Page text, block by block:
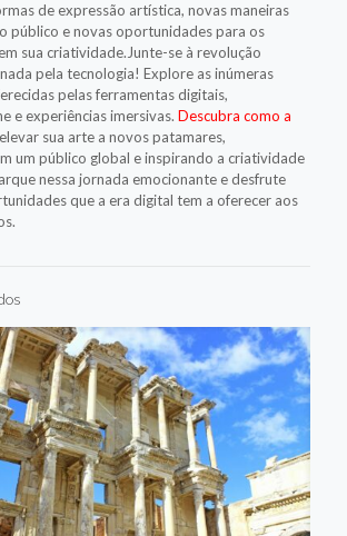
de expressão artística, novas maneiras
público e novas oportunidades para os
sua criatividade.Junte-se à revolução
pela tecnologia! Explore as inúmeras
pelas ferramentas digitais,
e experiências imersivas. Descubra como a
sua arte a novos patamares,
um público global e inspirando a criatividade
nessa jornada emocionante e desfrute
que a era digital tem a oferecer aos